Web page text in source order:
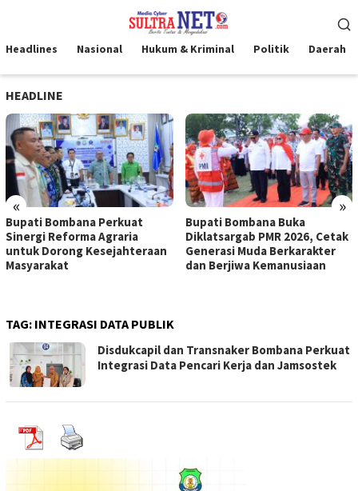
kontenMobile
Headlines Nasional Hukum & Kriminal Politik Daerah
HEADLINE
« »
Bupati Bombana Perkuat
Sinergi Reforma Agraria
untuk Dorong Kesejahteraan
Masyarakat
Bupati Bombana Buka
Diklatsargab PMR 2026, Cetak
Generasi Muda Berkarakter
dan Berjiwa Kemanusiaan
TAG: INTEGRASI DATA PUBLIK
Disdukcapil dan Transnaker Bombana Perkuat
Integrasi Data Pencari Kerja dan Jamsostek